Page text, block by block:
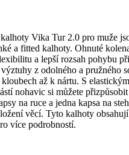
Vika Tur 2.0 pro muže
a fitted kalhoty. Ohnuté
a lepší rozsah pohybu
z odolného a pružného
až k nártu. S
nohavic si můžete
na ruce a jedna kapsa na
věcí. Tyto kalhoty
více podrobností.